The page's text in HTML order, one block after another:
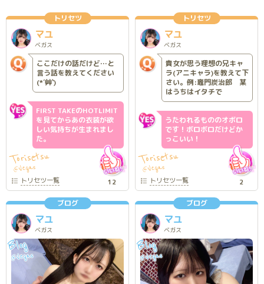
トリセツ
マユ
ベガス
ここだけの話だけど…と
言う話を教えてください
(*´艸`)
FIRST TAKEのHOTLIMIT
を見てからあの衣装が欲
しい気持ちが生まれまし
た。
トリセツ一覧 12
Torisetsu
@Vegas
トリセツ
マユ
ベガス
貴女が思う理想の兄キャ
ラ(アニキャラ)を教えて下
さい。例:竈門炭治郎 某
はうちはイタチで
うたわれるもののオボロ
です！ボロボロだけどか
っこいい！
トリセツ一覧 2
Torisetsu
@Vegas
ブログ
マユ
ベガス
Blog
@Vegas
ブログ
マユ
ベガス
Blog
@Vegas